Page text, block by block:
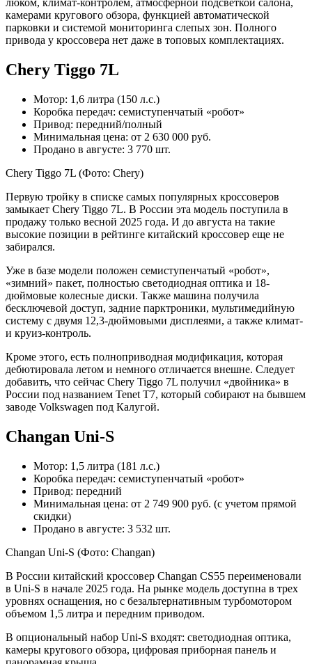
люком, климат-контролем, атмосферной подсветкой салона,
камерами кругового обзора, функцией автоматической
парковки и системой мониторинга слепых зон. Полного
привода у кроссовера нет даже в топовых комплектациях.
Chery Tiggo 7L
Мотор: 1,6 литра (150 л.с.)
Коробка передач: семиступенчатый «робот»
Привод: передний/полный
Минимальная цена: от 2 630 000 руб.
Продано в августе: 3 770 шт.
Chery Tiggo 7L (Фото: Chery)
Первую тройку в списке самых популярных кроссоверов
замыкает Chery Tiggo 7L. В России эта модель поступила в
продажу только весной 2025 года. И до августа на такие
высокие позиции в рейтинге китайский кроссовер еще не
забирался.
Уже в базе модели положен семиступенчатый «робот»,
«зимний» пакет, полностью светодиодная оптика и 18-
дюймовые колесные диски. Также машина получила
бесключевой доступ, задние парктроники, мультимедийную
систему с двумя 12,3-дюймовыми дисплеями, а также климат-
и круиз-контроль.
Кроме этого, есть полноприводная модификация, которая
дебютировала летом и немного отличается внешне. Следует
добавить, что сейчас Chery Tiggo 7L получил «двойника» в
России под названием Tenet T7, который собирают на бывшем
заводе Volkswagen под Калугой.
Changan Uni-S
Мотор: 1,5 литра (181 л.с.)
Коробка передач: семиступенчатый «робот»
Привод: передний
Минимальная цена: от 2 749 900 руб. (с учетом прямой
скидки)
Продано в августе: 3 532 шт.
Changan Uni-S (Фото: Changan)
В России китайский кроссовер Changan CS55 переименовали
в Uni-S в начале 2025 года. На рынке модель доступна в трех
уровнях оснащения, но с безальтернативным турбомотором
объемом 1,5 литра и передним приводом.
В опциональный набор Uni-S входят: светодиодная оптика,
камеры кругового обзора, цифровая приборная панель и